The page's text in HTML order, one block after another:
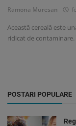
Ramona Muresan
Această cereală este
ridicat de
POSTARI POPULARE